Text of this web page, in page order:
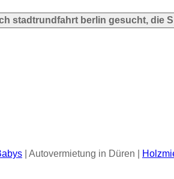
stadtrundfahrt berlin gesucht, die
| Autovermietung in Düren |